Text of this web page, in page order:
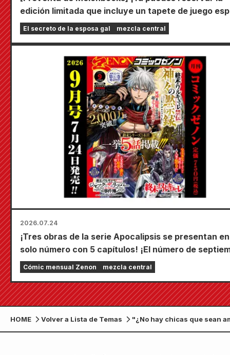
edición limitada que incluye un tapete de juego
con una ilustración deslumbrante de Fuyuki Tojo
dibujada por Kudou! ¡El sexto volumen de "El
la novia" saldrá a la venta el 20 de octubre!
El secreto de la esposa gal mezcla central
2026.07.24
¡Tres obras de la serie Apocalipsis se presentan
solo número con 5 capítulos! ¡El número de
de 2026 de "Monthly Comic Zenon" sale a la
24 de julio!
Cómic mensual Zenon mezcla central
HOME Volver a Lista de Temas
"¿No hay chicas que sean